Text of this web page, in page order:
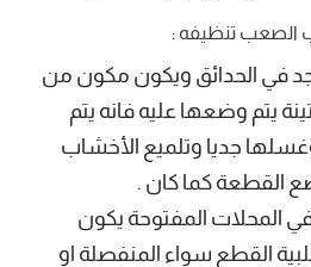
الصعب تنظيفه :
في الحدائق ويكون مكون من
يتم وضعها عليه فانه يتم
جديا وتلميع الأخشاب
القطعة كما كان .
في المحلات المفتوحة يكون
القطع سواء المنفصلة او